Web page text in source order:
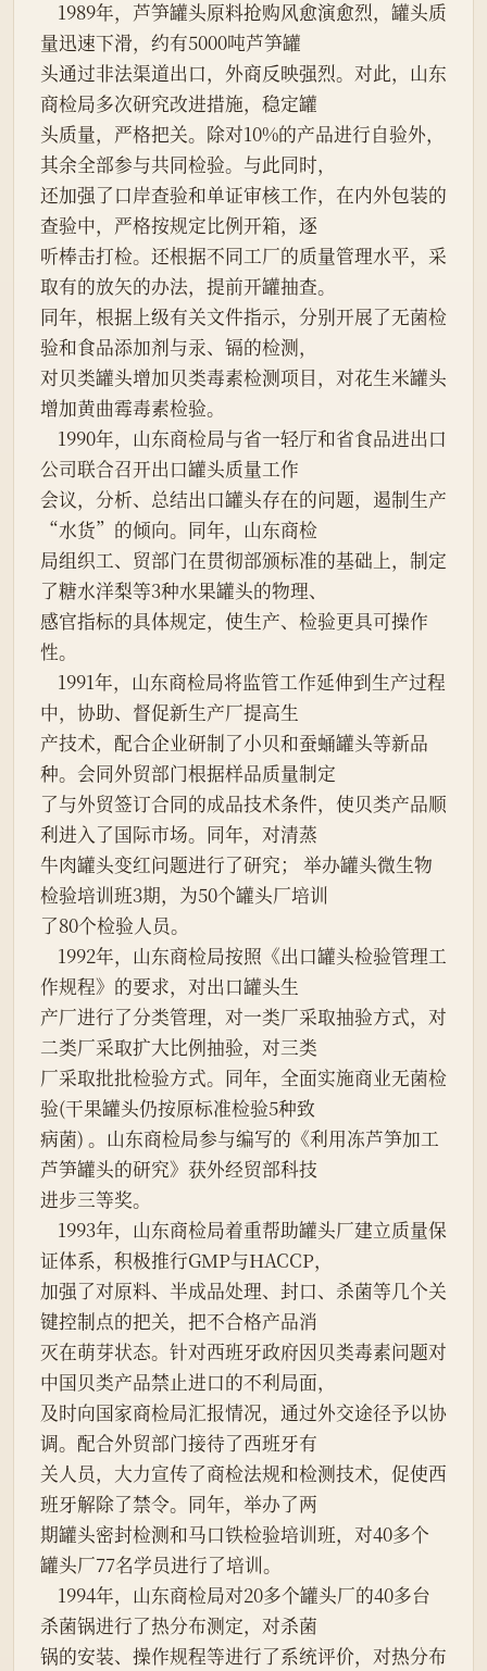
量迅速下滑，约有5000吨芦笋罐
头通过非法渠道出口，外商反映强烈。对此，山东
商检局多次研究改进措施，稳定罐
头质量，严格把关。除对10%的产品进行自验外，
其余全部参与共同检验。与此同时，
还加强了口岸查验和单证审核工作，在内外包装的
查验中，严格按规定比例开箱，逐
听棒击打检。还根据不同工厂的质量管理水平，采
取有的放矢的办法，提前开罐抽查。
同年，根据上级有关文件指示，分别开展了无菌检
验和食品添加剂与汞、镉的检测，
对贝类罐头增加贝类毒素检测项目，对花生米罐头
增加黄曲霉毒素检验。
公司联合召开出口罐头质量工作
会议，分析、总结出口罐头存在的问题，遏制生产
“水货”的倾向。同年，山东商检
局组织工、贸部门在贯彻部颁标准的基础上，制定
了糖水洋梨等3种水果罐头的物理、
感官指标的具体规定，使生产、检验更具可操作
性。
中，协助、督促新生产厂提高生
产技术，配合企业研制了小贝和蚕蛹罐头等新品
种。会同外贸部门根据样品质量制定
了与外贸签订合同的成品技术条件，使贝类产品顺
利进入了国际市场。同年，对清蒸
牛肉罐头变红问题进行了研究； 举办罐头微生物
检验培训班3期，为50个罐头厂培训
了80个检验人员。
作规程》的要求，对出口罐头生
产厂进行了分类管理，对一类厂采取抽验方式，对
二类厂采取扩大比例抽验，对三类
厂采取批批检验方式。同年，全面实施商业无菌检
验(干果罐头仍按原标准检验5种致
病菌) 。山东商检局参与编写的《利用冻芦笋加工
芦笋罐头的研究》获外经贸部科技
进步三等奖。
证体系，积极推行GMP与HACCP，
加强了对原料、半成品处理、封口、杀菌等几个关
键控制点的把关，把不合格产品消
灭在萌芽状态。针对西班牙政府因贝类毒素问题对
中国贝类产品禁止进口的不利局面，
及时向国家商检局汇报情况，通过外交途径予以协
调。配合外贸部门接待了西班牙有
关人员，大力宣传了商检法规和检测技术，促使西
班牙解除了禁令。同年，举办了两
期罐头密封检测和马口铁检验培训班，对40多个
罐头厂77名学员进行了培训。
杀菌锅进行了热分布测定，对杀菌
锅的安装、操作规程等进行了系统评价，对热分布